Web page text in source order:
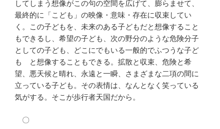
してしまう想像がこの句の空間を広げて、膨らませて、
最終的に「こども」の映像・意味・存在に収束してい
く。この子どもを、未来のある子どもだと想像すること
もできるし、希望の子ども、次の野分のような危険分子
としての子ども、どこにでもいる一般的でふつうな子ど
も と想像することもできる。拡散と収束、危険と希
望、悪天候と晴れ、永遠と一瞬、さまざまな二項の間に
立っている子ども。その表情は、なんとなく笑っている
気がする。そこが歩行者天国だから。
〇